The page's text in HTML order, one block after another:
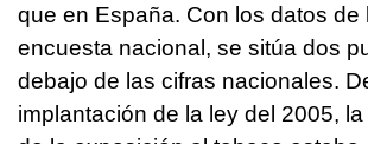
que en España. Con los datos de
encuesta nacional, se sitúa dos
debajo de las cifras nacionales.
implantación de la ley del 2005,